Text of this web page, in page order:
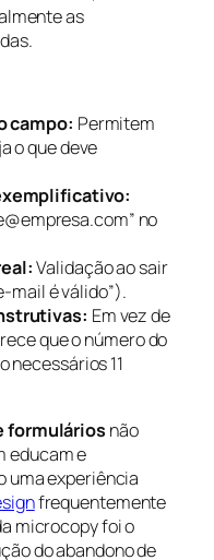
as
campo: Permitem
o que deve
no
Validação ao sair
mail é válido”).
Em vez de
que o número do
necessários 11
formulários não
educam e
uma experiência
frequentemente
microcopy foi o
do abandono de